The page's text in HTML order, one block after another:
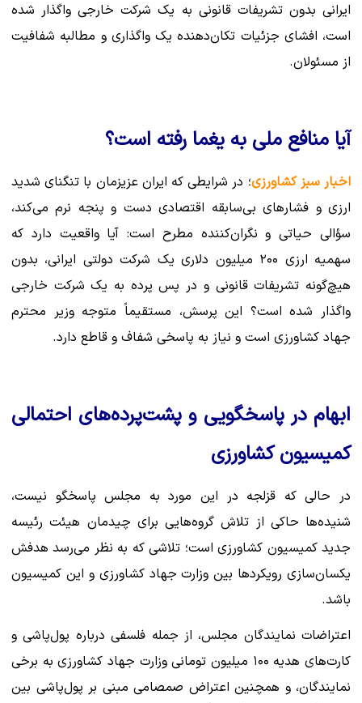
ایرانی بدون تشریفات قانونی به یک شرکت خارجی واگذار شده
است، افشای جزئیات تکان‌دهنده یک واگذاری و مطالبه شفافیت
از مسئولان.
آیا منافع ملی به یغما رفته است؟
اخبار سبز کشاورزی؛ در شرایطی که ایران عزیزمان با تنگنای شدید
ارزی و فشارهای بی‌سابقه اقتصادی دست و پنجه نرم می‌کند،
سؤالی حیاتی و نگران‌کننده مطرح است: آیا واقعیت دارد که
سهمیه ارزی ۲۰۰ میلیون دلاری یک شرکت دولتی ایرانی، بدون
هیچ‌گونه تشریفات قانونی و در پس پرده به یک شرکت خارجی
واگذار شده است؟ این پرسش، مستقیماً متوجه وزیر محترم
جهاد کشاورزی است و نیاز به پاسخی شفاف و قاطع دارد.
ابهام در پاسخگویی و پشت‌پرده‌های احتمالی
کمیسیون کشاورزی
در حالی که قزلجه در این مورد به مجلس پاسخگو نیست،
شنیده‌ها حاکی از تلاش گروه‌هایی برای چیدمان هیئت رئیسه
جدید کمیسیون کشاورزی است؛ تلاشی که به نظر می‌رسد هدفش
یکسان‌سازی رویکردها بین وزارت جهاد کشاورزی و این کمیسیون
باشد.
اعتراضات نمایندگان مجلس، از جمله فلسفی درباره پول‌پاشی و
کارت‌های هدیه ۱۰۰ میلیون تومانی وزارت جهاد کشاورزی به برخی
نمایندگان، و همچنین اعتراض صمصامی مبنی بر پول‌پاشی بین